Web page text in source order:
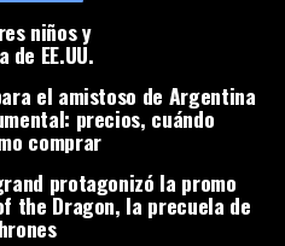
niños y
EE.UU.
el amistoso de Argentina
precios, cuándo
comprar
protagonizó la promo
the Dragon, la precuela de